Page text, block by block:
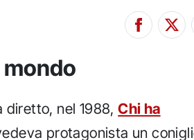
diretto, nel 1988,Chi ha
protagonista un